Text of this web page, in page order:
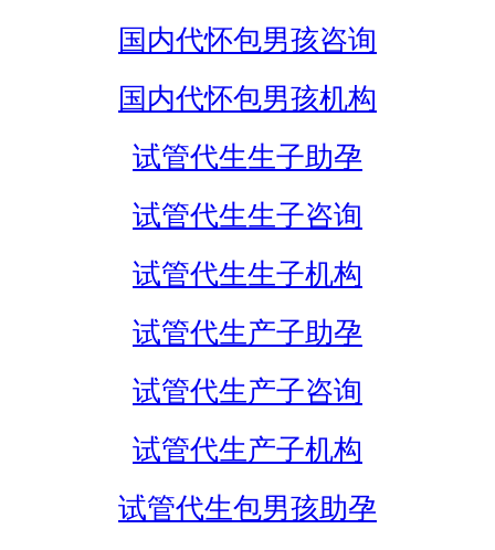
国内代怀包男孩咨询
国内代怀包男孩机构
试管代生生子助孕
试管代生生子咨询
试管代生生子机构
试管代生产子助孕
试管代生产子咨询
试管代生产子机构
试管代生包男孩助孕